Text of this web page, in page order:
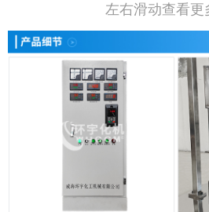
左右滑动查看更